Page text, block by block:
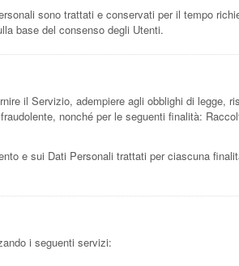
sono trattati e conservati per il tempo
base del consenso degli Utenti.
il Servizio, adempiere agli obblighi di
nonché per le seguenti finalità:
e sui Dati Personali trattati per ciascuna
i seguenti servizi: